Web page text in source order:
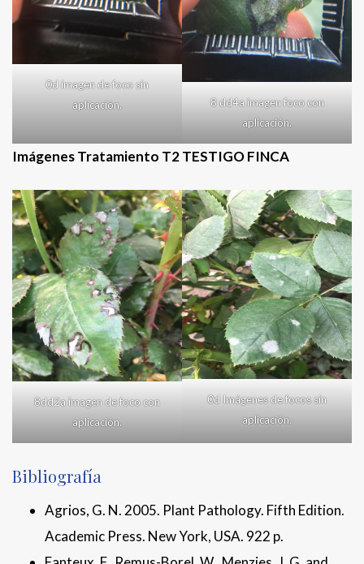
0d imagen de foco sin
aplicación.
8 dd4a imagen foco con
aplicación.
Imágenes Tratamiento T2 TESTIGO FINCA
8dd2a imagen de foco con
aplicación.
0d Imágenes de focos sin
aplicación.
Bibliografía
Agrios, G. N. 2005. Plant Pathology. Fifth Edition.
Academic Press. New York, USA. 922 p.